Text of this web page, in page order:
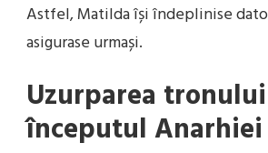
Astfel, Matilda își îndeplinise
asigurase urmași.
Uzurparea
începutul Anarhiei